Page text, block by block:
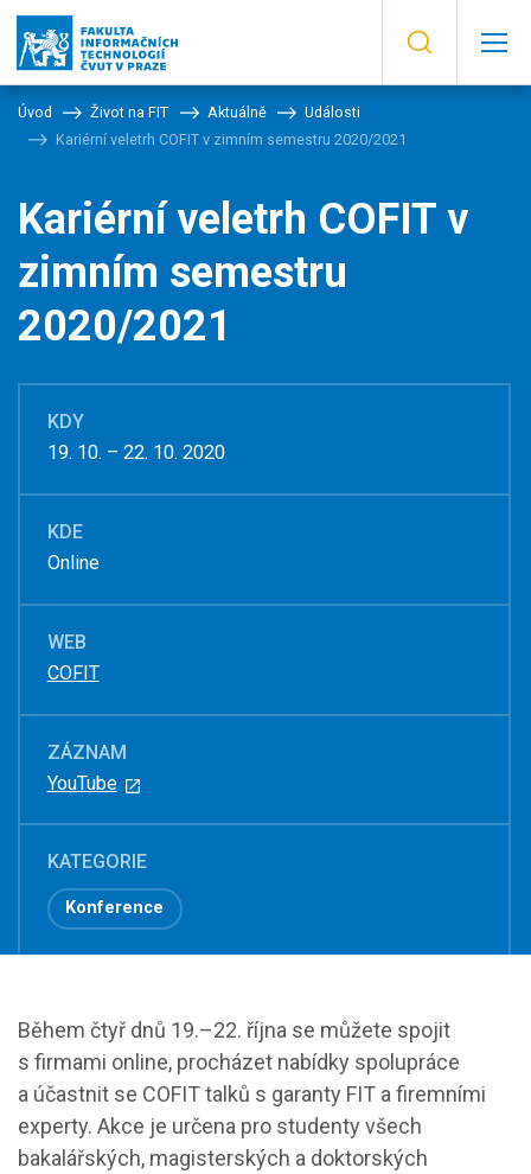
Úvod Život na FIT Aktuálně
Události
Kariérní veletrh COFIT v zimním semestru 2020/2021
Kariérní veletrh COFIT v
zimním semestru
2020/2021
KDY
19. 10. – 22. 10. 2020
KDE
Online
WEB
COFIT
ZÁZNAM
YouTube
KATEGORIE
Konference
Během čtyř dnů 19.–22. října se můžete spojit
s firmami online, procházet nabídky spolupráce
a účastnit se COFIT talků s garanty FIT a firemními
experty. Akce je určena pro studenty všech
bakalářských, magisterských a doktorských